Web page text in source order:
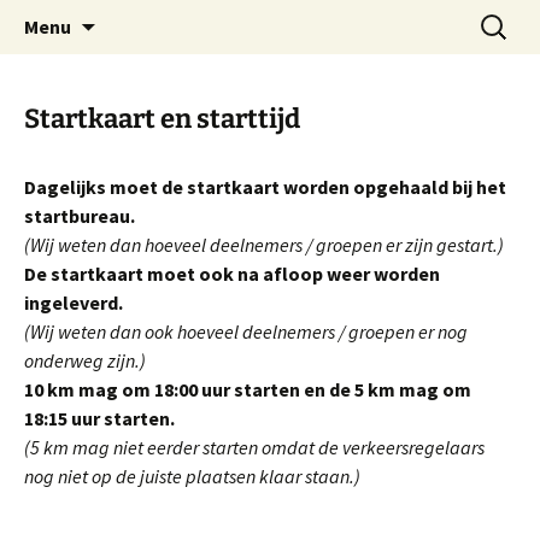
Menu
Zoeken
naar:
Startkaart en starttijd
Dagelijks moet de startkaart worden opgehaald bij het
startbureau.
(Wij weten dan hoeveel deelnemers / groepen er zijn gestart.)
De startkaart moet ook na afloop weer worden
ingeleverd.
(Wij weten dan ook hoeveel deelnemers / groepen er nog
onderweg zijn.)
10 km mag om 18:00 uur starten en de 5 km mag om
18:15 uur starten.
(5 km mag niet eerder starten omdat de verkeersregelaars
nog niet op de juiste plaatsen klaar staan.)